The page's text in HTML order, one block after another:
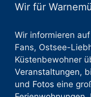
Wir für
Wir informieren
Fans, Ostsee-
Küstenbewohner
Veranstaltungen,
und Fotos eine